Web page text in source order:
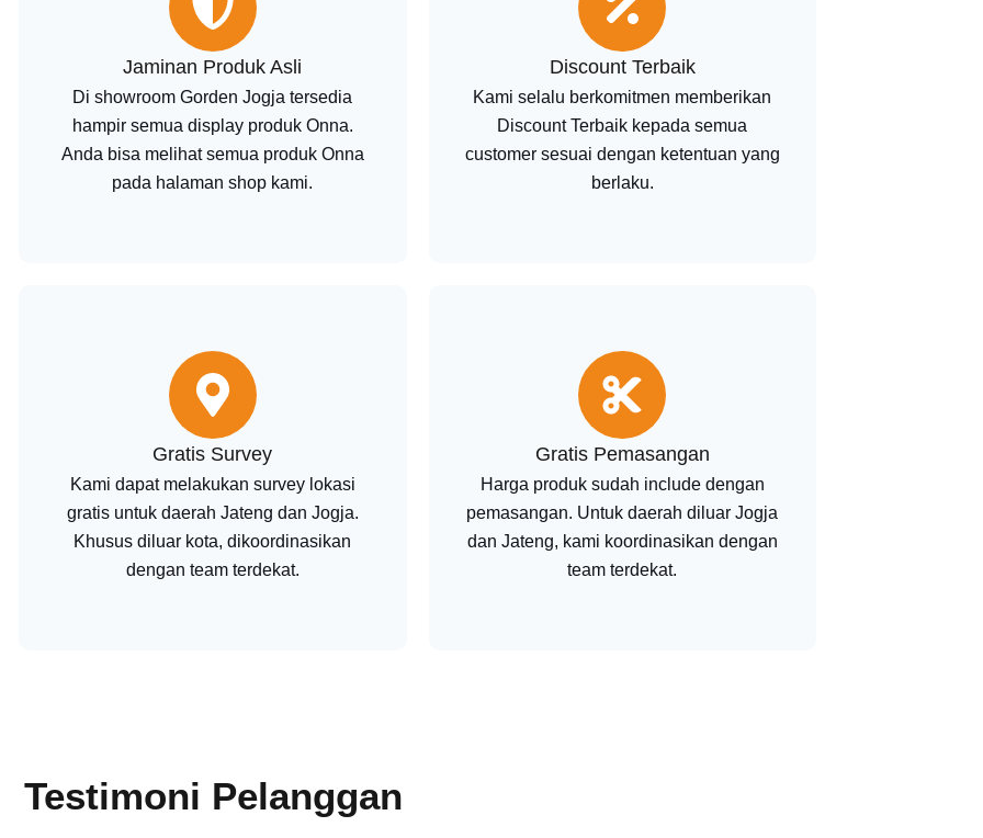
Jaminan Produk Asli
Di showroom Gorden Jogja tersedia
hampir semua display produk Onna.
Anda bisa melihat semua produk Onna
pada halaman shop kami.
Discount Terbaik
Kami selalu berkomitmen memberikan
Discount Terbaik kepada semua
customer sesuai dengan ketentuan yang
berlaku.
Gratis Survey
Kami dapat melakukan survey lokasi
gratis untuk daerah Jateng dan Jogja.
Khusus diluar kota, dikoordinasikan
dengan team terdekat.
Gratis Pemasangan
Harga produk sudah include dengan
pemasangan. Untuk daerah diluar Jogja
dan Jateng, kami koordinasikan dengan
team terdekat.
Testimoni Pelanggan